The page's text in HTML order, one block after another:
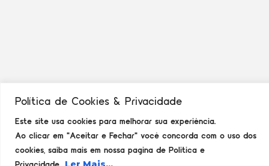
Política de Cookies & Privacidade
Este site usa cookies para melhorar sua experiência.
Ao clicar em "Aceitar e Fechar" você concorda com o uso dos
cookies, saiba mais em nossa pagina de Politica e
Privacidade.